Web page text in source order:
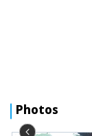
Photos